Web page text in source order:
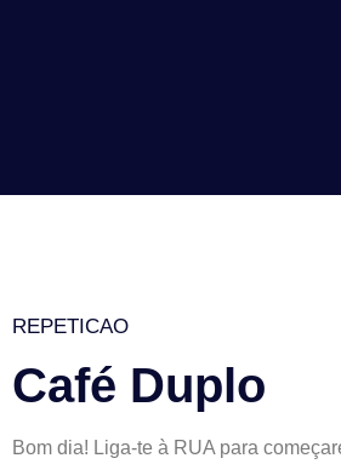
REPETICAO
Café Duplo
Bom dia! Liga-te à RUA para